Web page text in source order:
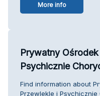
More info
Prywatny
Psychicznie
Find information about
Przewlekle i